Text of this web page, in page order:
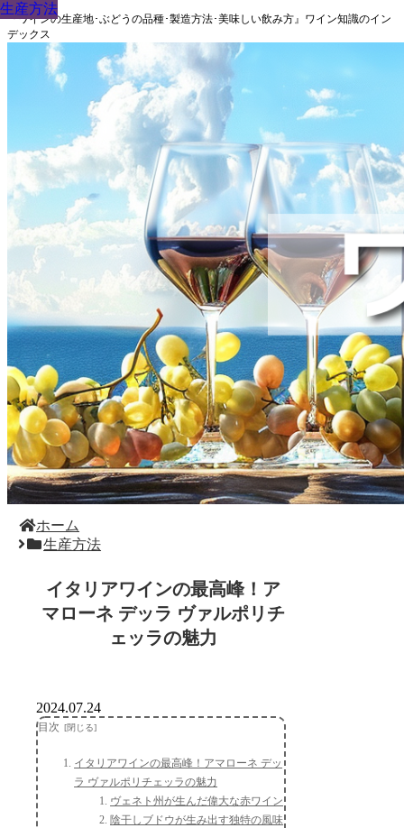
『ワインの生産地･ぶどうの品種･製造方法･美味しい飲み方』ワイン知識のイン
デックス
ホーム
生産方法
イタリアワインの最高峰！ア
マローネ デッラ ヴァルポリチ
ェッラの魅力
生産方法
2024.07.24
目次
イタリアワインの最高峰！アマローネ デッ
ラ ヴァルポリチェッラの魅力
ヴェネト州が生んだ偉大な赤ワイン
陰干しブドウが生み出す独特の風味
生産方法
生産方法
生産方法
生産方法
生産方法
生産方法
生産方法
生産方法